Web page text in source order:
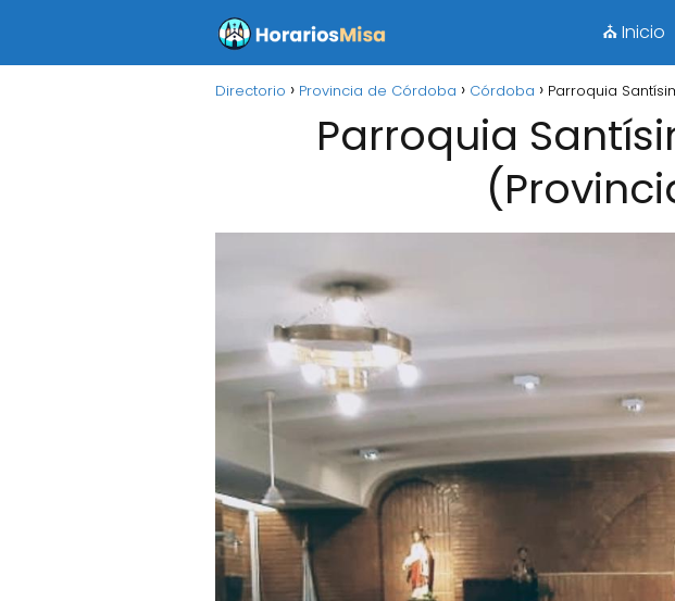
⛪ Inicio
Directorio Provincia de Córdoba Córdoba Parroquia
Parroquia